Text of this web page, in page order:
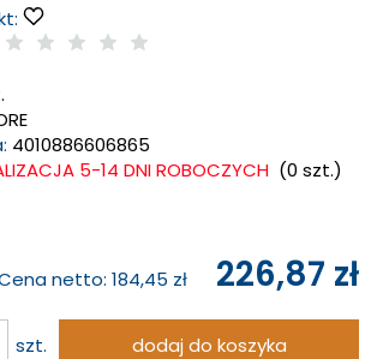
4010886606865
5-14 DNI ROBOCZYCH (0 szt.)
netto: 184,45 zł 226,87 zł
szt.
dodaj do koszyka